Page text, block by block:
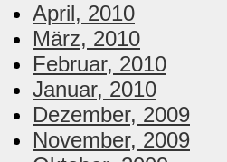
April, 2010
März, 2010
Februar, 2010
Januar, 2010
Dezember, 2009
November, 2009